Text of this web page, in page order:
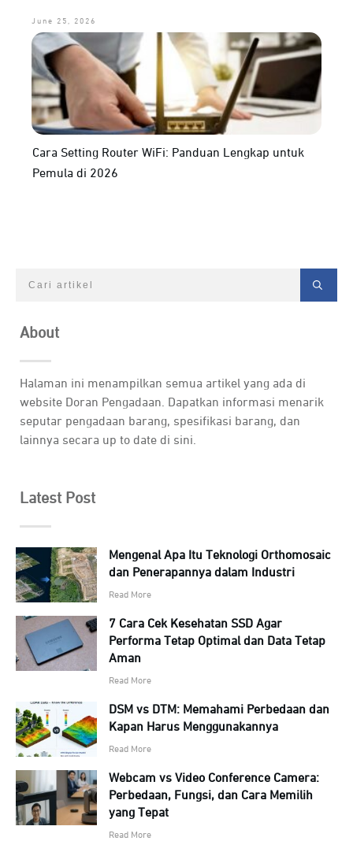
June 25, 2026
Cara Setting Router WiFi: Panduan Lengkap untuk
Pemula di 2026
About
Halaman ini menampilkan semua artikel yang ada di
website Doran Pengadaan. Dapatkan informasi menarik
seputar pengadaan barang, spesifikasi barang, dan
lainnya secara up to date di sini.
Latest Post
Mengenal Apa Itu Teknologi Orthomosaic
dan Penerapannya dalam Industri
Read More
7 Cara Cek Kesehatan SSD Agar
Performa Tetap Optimal dan Data Tetap
Aman
Read More
DSM vs DTM: Memahami Perbedaan dan
Kapan Harus Menggunakannya
Read More
Webcam vs Video Conference Camera:
Perbedaan, Fungsi, dan Cara Memilih
yang Tepat
Read More